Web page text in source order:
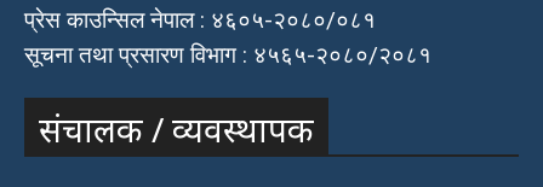
प्रेस काउन्सिल नेपाल : ४६०५-२०८०/०८१
सूचना तथा प्रसारण विभाग : ४५६५-२०८०/२०८१
संचालक / व्यवस्थापक